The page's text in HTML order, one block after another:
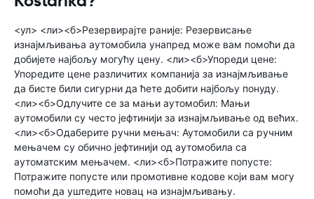
<ул> <ли><б>Резервирајте раније: Резервисање
изнајмљивања аутомобила унапред може вам помоћи да
добијете најбољу могућу цену. <ли><б>Упореди цене:
Упоредите цене различитих компанија за изнајмљивање
да бисте били сигурни да ћете добити најбољу понуду.
<ли><б>Одлучите се за мањи аутомобил: Мањи
аутомобили су често јефтинији за изнајмљивање од већих.
<ли><б>Одаберите ручни мењач: Аутомобили са ручним
мењачем су обично јефтинији од аутомобила са
аутоматским мењачем. <ли><б>Потражите попусте:
Потражите попусте или промотивне кодове који вам могу
помоћи да уштедите новац на изнајмљивању.